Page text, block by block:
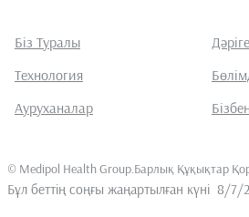
Біз Туралы
Технология
Ауруханалар
© Medipol Health Group.Барлық Құқықтар
Бұл беттің соңғы жаңартылған күні 8/7/